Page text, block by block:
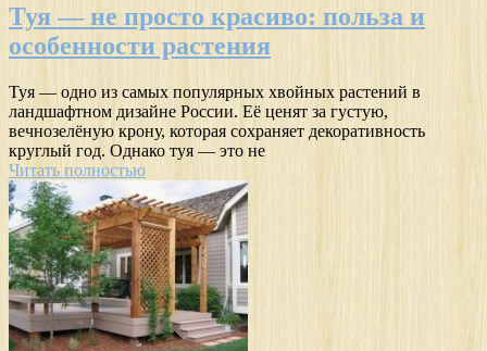
Туя — не просто красиво: польза и
особенности растения
Туя — одно из самых популярных хвойных растений в
ландшафтном дизайне России. Её ценят за густую,
вечнозелёную крону, которая сохраняет декоративность
круглый год. Однако туя — это не
Читать полностью